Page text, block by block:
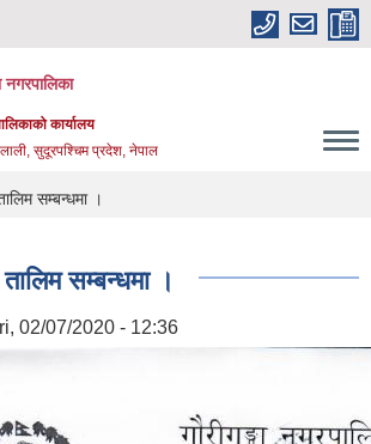
नगरपालिका
कार्यालय
सुदूरपश्चिम प्रदेश, नेपाल
सम्बन्धमा ।
सम्बन्धमा ।
02/07/2020 - 12:36